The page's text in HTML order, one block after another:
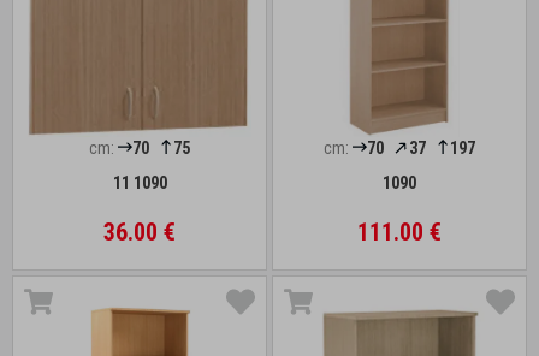
cm: 70
75
11 1090
36.00 €
cm: 70 37
197
1090
111.00 €